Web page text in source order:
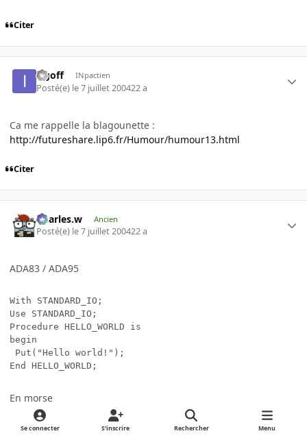
Citer
Irgoff INpactien
Posté(e) le 7 juillet 200422 a
Ca me rappelle la blagounette :
http://futureshare.lip6.fr/Humour/humour13.html
Citer
Charles.w Ancien
Posté(e) le 7 juillet 200422 a
ADA83 / ADA95
With STANDARD_IO;
Use STANDARD_IO;
Procedure HELLO_WORLD is
begin
Put("Hello world!");
End HELLO_WORLD;
En morse
.... . .-.. .-.. ---   .-- --- .-. .-.. -..
Se connecter S’inscrire Rechercher Menu